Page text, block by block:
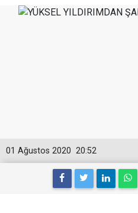
20:52
01 Ağustos 2020